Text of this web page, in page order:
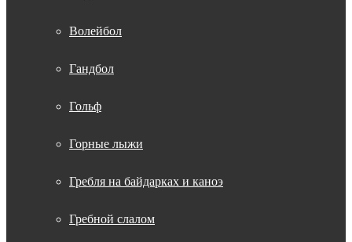
Волейбол
Гандбол
Гольф
Горные лыжи
Гребля на байдарках и каноэ
Гребной слалом